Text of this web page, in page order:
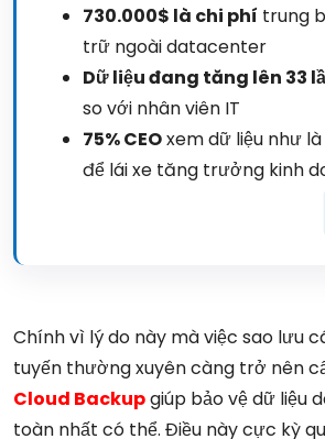
730.000$ là chi phí trung
trữ ngoài datacenter
Dữ liệu đang tăng lên 33
so với nhân viên IT
75% CEOxem dữ liệu như
để lái xe tăng trưởng kinh
Chính vì lý do này mà việc sao lưu
tuyến thường xuyên càng trở nên
Cloud Backupgiúp bảo vệ dữ liệu
toàn nhất có thể. Điều này cực kỳ